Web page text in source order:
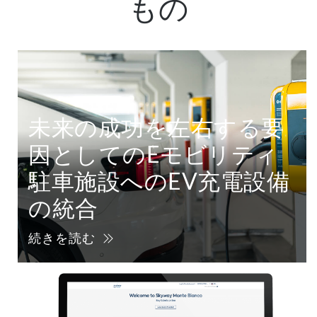
もの
未来の成功を左右する要
因としてのEモビリティ
駐車施設へのEV充電設備
の統合
続きを読む